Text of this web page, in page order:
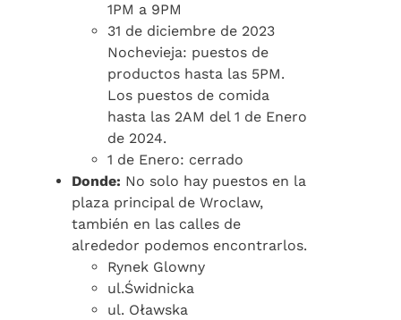
1PM a 9PM
31 de diciembre de 2023
Nochevieja: puestos de
productos hasta las 5PM.
Los puestos de comida
hasta las 2AM del 1 de Enero
de 2024.
1 de Enero: cerrado
Donde: No solo hay puestos en la
plaza principal de Wroclaw,
también en las calles de
alrededor podemos encontrarlos.
Rynek Glowny
ul.Świdnicka
ul. Oławska